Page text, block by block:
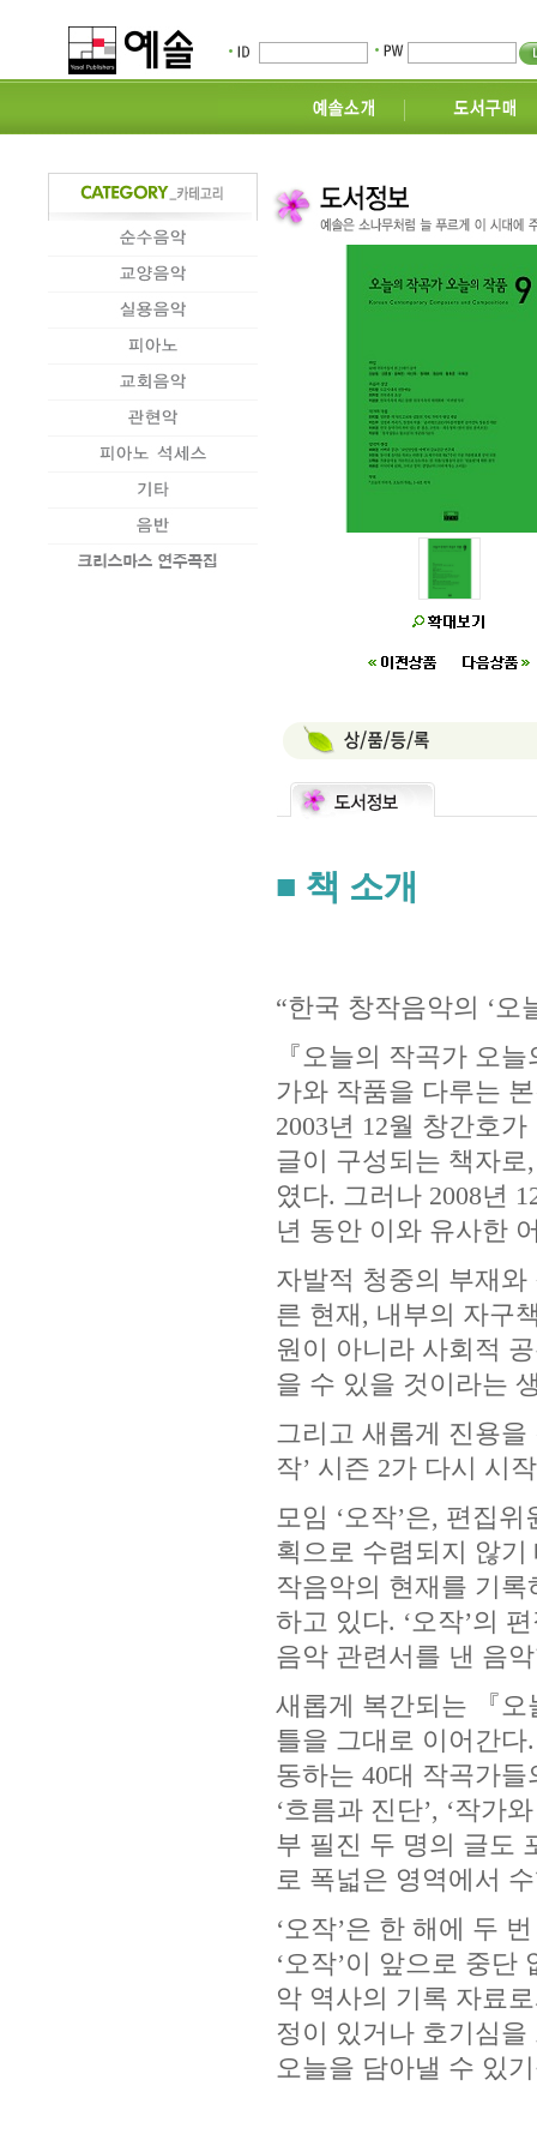
■ 책 소개
“한국 창작음악의 ‘오
『오늘의 작곡가 오
가와 작품을 다루는
2003년 12월 창간호가
글이 구성되는 책자로
였다. 그러나 2008년
년 동안 이와 유사한
자발적 청중의 부재
른 현재 , 내부의 자구
원이 아니라 사회적
을 수 있을 것이라는
그리고 새롭게 진용
작’ 시즌 2가 다시 시
모임 ‘오작’은, 편집위
획으로 수렴되지 않
작음악의 현재를 기
하고 있다. ‘오작’의
음악 관련서를 낸 음
새롭게 복간되는 『
틀을 그대로 이어간다
동하는 40대 작곡가들
‘흐름과 진단’, ‘작가
부 필진 두 명의 글도
로 폭넓은 영역에서
‘오작’은 한 해에 두
‘오작’이 앞으로 중단
악 역사의 기록 자료
정이 있거나 호기심
오늘을 담아낼 수 있